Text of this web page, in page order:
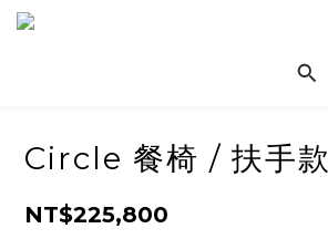
Circle 餐椅 / 扶手款
NT$225,800